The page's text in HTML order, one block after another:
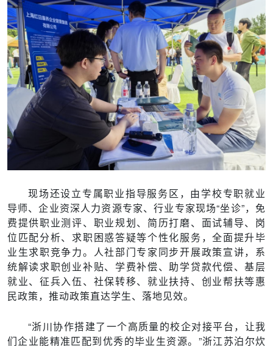
现场还设立专属职业指导服务区，由学校专职就业
导师、企业资深人力资源专家、行业专家现场“坐诊”，免
费提供职业测评、职业规划、简历打磨、面试辅导、岗
位匹配分析、求职困惑答疑等个性化服务，全面提升毕
业生求职竞争力。人社部门专家同步开展政策宣讲，系
统解读求职创业补贴、学费补偿、助学贷款代偿、基层
就业、征兵入伍、社保转移、就业扶持、创业帮扶等惠
民政策，推动政策直达学生、落地见效。
“浙川协作搭建了一个高质量的校企对接平台，让我
们企业能精准匹配到优秀的毕业生资源。”浙江苏泊尔炊